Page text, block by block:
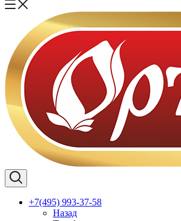
+7(495) 993-37-58
Назад